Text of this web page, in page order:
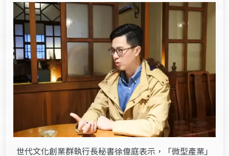
世代文化創業群執行長秘書徐偉庭表示，「微型產業」